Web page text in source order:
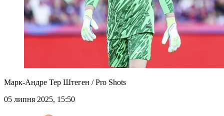
Марк-Андре Тер Штеген / Pro Shots
05 липня 2025, 15:50